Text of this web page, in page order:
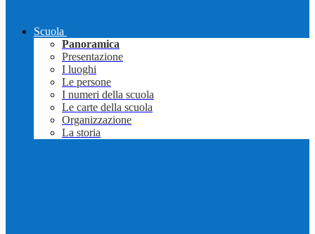
Scuola
Panoramica
Presentazione
I luoghi
Le persone
I numeri della scuola
Le carte della scuola
Organizzazione
La storia